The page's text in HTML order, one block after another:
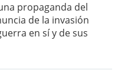
propaganda del
de la invasión
en sí y de sus